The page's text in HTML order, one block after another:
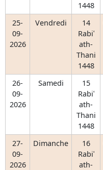
1448
25-
09-
2026
Vendredi
14
Rabiʿ
ath-
Thani
1448
26-
09-
2026
Samedi
15
Rabiʿ
ath-
Thani
1448
27-
09-
2026
Dimanche
16
Rabiʿ
ath-